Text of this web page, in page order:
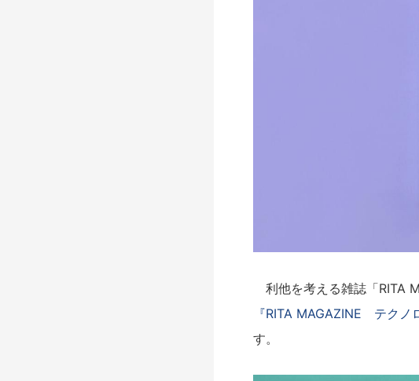
利他を考える雑誌「RITA
『RITA MAGAZINE テクノ
す。